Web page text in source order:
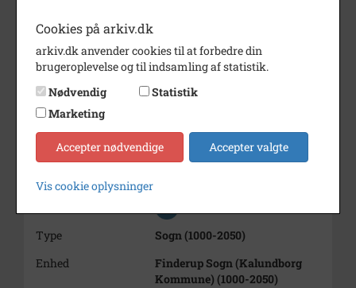
Arkivskaber
Beskrivelse
Tømrer
Finderup sogn
Født/stiftet
Periode
1924 - 1975
Dateringsnote
Type
Sogn (1000-2050)
Enhed
Finderup Sogn (Kalundborg
Kommune) (1000-2050)
Cookies på arkiv.dk
arkiv.dk anvender cookies til at forbedre din
brugeroplevelse og til indsamling af statistik.
Nødvendig
Statistik
Marketing
Accepter nødvendige Accepter valgte
Vis cookie oplysninger